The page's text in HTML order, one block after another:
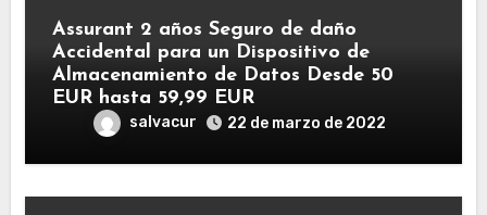
Assurant 2 años Seguro de daño
Accidental para un Dispositivo de
Almacenamiento de Datos Desde 50
EUR hasta 59,99 EUR
salvacur 22 de marzo de 2022